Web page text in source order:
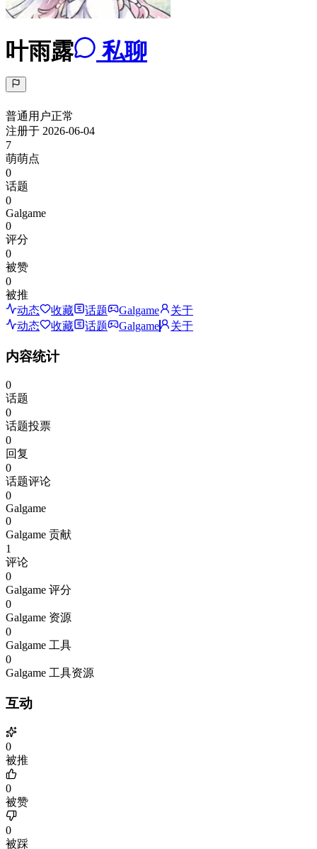
叶雨露 私聊
普通用户正常
注册于 2026-06-04
7
萌萌点
0
话题
0
Galgame
0
评分
0
被赞
0
被推
动态
收藏 话题 Galgame
关于
动态
收藏 话题 Galgame 关于
内容统计
0
话题
0
话题投票
0
回复
0
话题评论
0
Galgame
0
Galgame 贡献
1
评论
0
Galgame 评分
0
Galgame 资源
0
Galgame 工具
0
Galgame 工具资源
互动
0
被推
0
被赞
0
被踩